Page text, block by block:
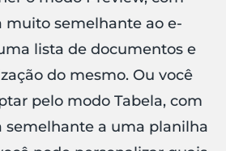
muito semelhante ao e-
lista de documentos e
do mesmo. Ou você
pelo modo Tabela, com
semelhante a uma planilha